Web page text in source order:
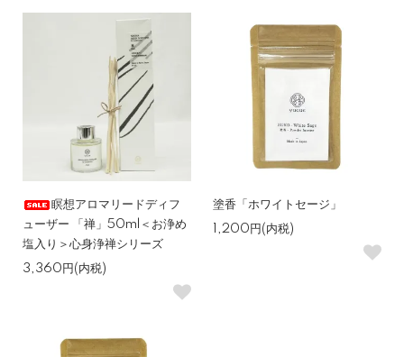
瞑想アロマリードディフ
ューザー 「禅」50ml＜お浄め
塩入り＞心身浄禅シリーズ
3,360円(内税)
塗香「ホワイトセージ」
1,200円(内税)